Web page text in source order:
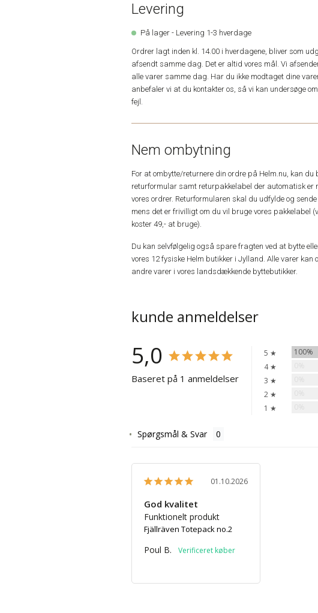
Levering
På lager - Levering 1-3 hverdage
Ordrer lagt inden kl. 14.00 i hverdagene, bliver som
afsendt samme dag. Det er altid vores mål. Vi
alle varer samme dag. Har du ikke modtaget dine
anbefaler vi at du kontakter os, så vi kan undersøge
fejl.
Nem ombytning
For at ombytte/returnere din ordre på Helm.nu, kan du
returformular samt returpakkelabel der automatisk er
vores ordrer. Returformularen skal du udfylde og
mens det er frivilligt om du vil bruge vores pakkelabel
koster 49,- at bruge).
Du kan selvfølgelig også spare fragten ved at bytte
vores 12 fysiske Helm butikker i Jylland. Alle varer kan
andre varer i vores landsdækkende byttebutikker.
kunde anmeldelser
5,0
Baseret på 1 anmeldelser
5 ★ 100%
4 ★
3 ★
2 ★
1 ★
Spørgsmål & Svar
01.10.2026
God kvalitet
Funktionelt produkt
Fjällräven Totepack no.2
Poul B.